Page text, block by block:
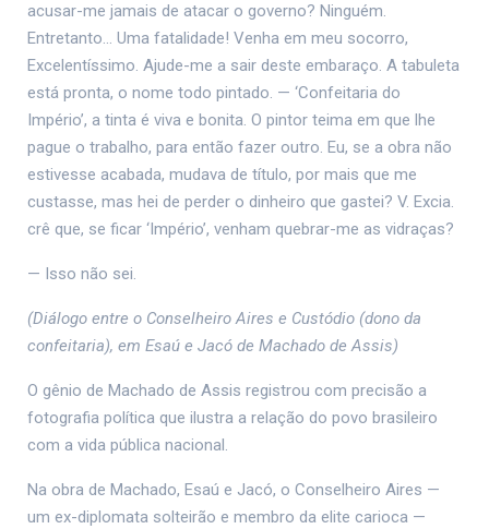
acusar-me jamais de atacar o governo? Ninguém.
Entretanto… Uma fatalidade! Venha em meu socorro,
Excelentíssimo. Ajude-me a sair deste embaraço. A tabuleta
está pronta, o nome todo pintado. — ‘Confeitaria do
Império’, a tinta é viva e bonita. O pintor teima em que lhe
pague o trabalho, para então fazer outro. Eu, se a obra não
estivesse acabada, mudava de título, por mais que me
custasse, mas hei de perder o dinheiro que gastei? V. Excia.
crê que, se ficar ‘Império’, venham quebrar-me as vidraças?
— Isso não sei.
(Diálogo entre o Conselheiro Aires e Custódio (dono da
confeitaria), em Esaú e Jacó de Machado de Assis)
O gênio de Machado de Assis registrou com precisão a
fotografia política que ilustra a relação do povo brasileiro
com a vida pública nacional.
Na obra de Machado, Esaú e Jacó, o Conselheiro Aires —
um ex-diplomata solteirão e membro da elite carioca —